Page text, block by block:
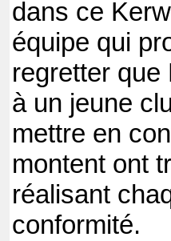
dans ce
équipe qui
regretter que
à un jeune
mettre en
montent ont
réalisant
conformité.